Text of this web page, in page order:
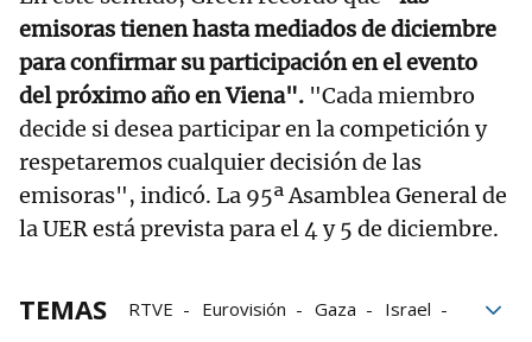
emisoras tienen hasta mediados de diciembre
para confirmar su participación en el evento
del próximo año en Viena". "Cada miembro
decide si desea participar en la competición y
respetaremos cualquier decisión de las
emisoras", indicó. La 95ª Asamblea General de
la UER está prevista para el 4 y 5 de diciembre.
TEMAS RTVE Eurovisión Gaza
Israel